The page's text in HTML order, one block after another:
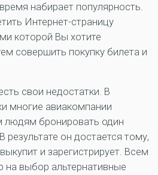
набирает популярность.
Интернет-страницу
которой Вы хотите
совершить покупку билета и
свои недостатки. В
многие авиакомпании
людям бронировать один
результате он достается тому,
и зарегистрирует. Всем
выбор альтернативные